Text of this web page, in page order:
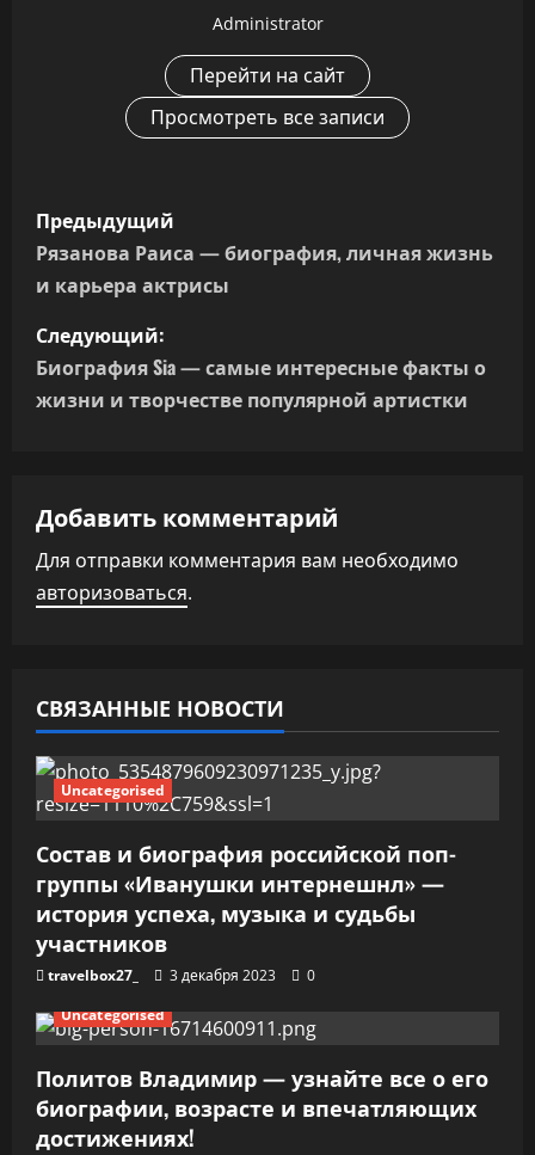
Administrator
Перейти на сайт
Просмотреть все записи
Н
а
в
и
г
ц
и
я
о
з
а
п
и
с
я
м
Предыдущий
Рязанова Раиса — биография, личная жизнь
и карьера актрисы
Следующий:
Биография Sia — самые интересные факты о
жизни и творчестве популярной артистки
Добавить комментарий
Для отправки комментария вам необходимо
авторизоваться.
СВЯЗАННЫЕ НОВОСТИ
Uncategorised
Состав и биография российской поп-
группы «Иванушки интернешнл» —
история успеха, музыка и судьбы
участников
travelbox27_ 3 декабря 2023
0
Uncategorised
Политов Владимир — узнайте все о его
биографии, возрасте и впечатляющих
достижениях!